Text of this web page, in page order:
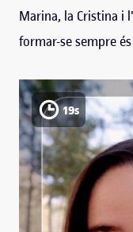
Marina, la Cristina i
formar-se sempre
19s